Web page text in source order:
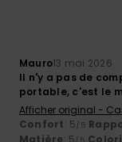
Mauro13 mai 2026
Il n'y a pas de
portable, c'est le
Afficher original -
Confort: 5/5
Matière: 5/5